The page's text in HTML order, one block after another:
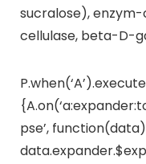
sucralose),
cellulase, beta-D-
pse’,